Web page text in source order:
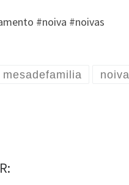
#noiva #noivas
mesadefamilia noiva